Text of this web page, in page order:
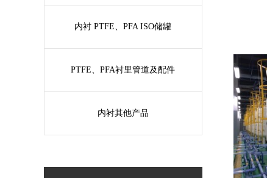
内衬 PTFE、PFA ISO储罐
PTFE、PFA衬里管道及配件
内衬其他产品